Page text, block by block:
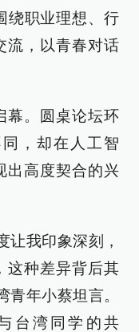
绕职业理想、行
流，以青春对话
幕。圆桌论坛环
，却在人工智
出高度契合的兴
让我印象深刻，
这种差异背后其
青年小蔡坦言。
台湾同学的共